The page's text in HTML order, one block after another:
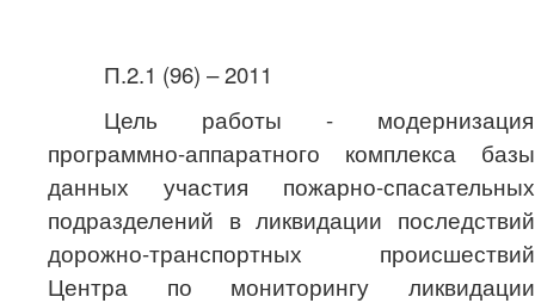
П.2.1 (96) – 2011
Цель работы - модернизация
программно-аппаратного комплекса базы
данных участия пожарно-спасательных
подразделений в ликвидации последствий
дорожно-транспортных происшествий
Центра по мониторингу ликвидации